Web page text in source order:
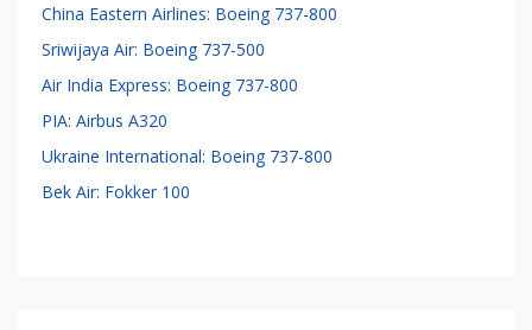
China Eastern Airlines: Boeing 737-800
Sriwijaya Air: Boeing 737-500
Air India Express: Boeing 737-800
PIA: Airbus A320
Ukraine International: Boeing 737-800
Bek Air: Fokker 100